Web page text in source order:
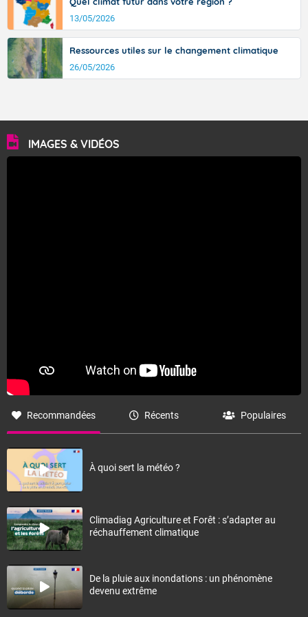
13/05/2026
Ressources utiles sur le changement climatique
26/05/2026
IMAGES & VIDÉOS
Recommandées Récents Populaires
À quoi sert la météo ?
Climadiag Agriculture et Forêt : s’adapter au
réchauffement climatique
De la pluie aux inondations : un phénomène
devenu extrême